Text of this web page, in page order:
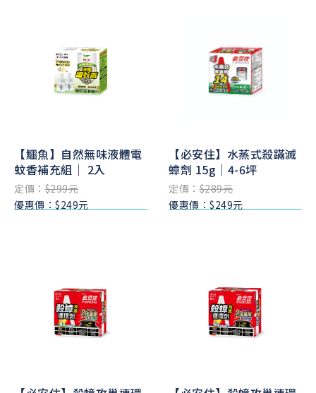
【鱷魚】自然無味液體電
蚊香補充組｜ 2入
定價：$299元
優惠價：$249元
【必安住】水蒸式殺蹣滅
蟑劑 15g｜4-6坪
定價：$289元
優惠價：$249元